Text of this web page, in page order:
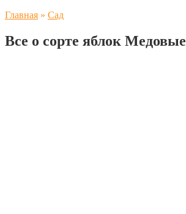
Главная » Сад
Все о сорте яблок Медовые